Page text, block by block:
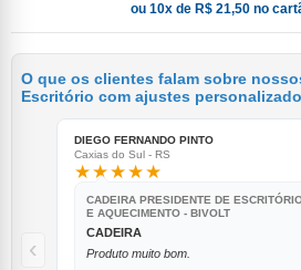
ou 10x de R$ 21,50 no
O que os clientes falam sobre
Escritório com ajustes
‹
DIEGO FERNANDO PINTO
Caxias do Sul - RS
★★★★★
CADEIRA PRESIDENTE DE
E AQUECIMENTO - BIVOLT
CADEIRA
Produto muito bom.